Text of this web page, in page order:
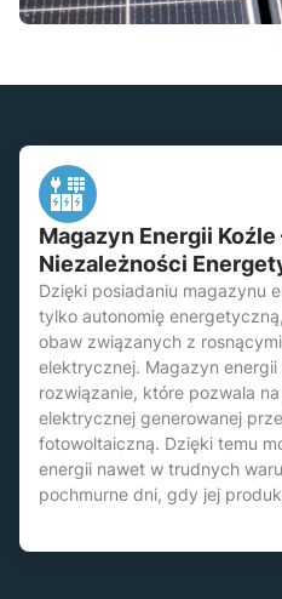
Magazyn Energii Koźle
Niezależności
Dzięki posiadaniu magazynu
tylko autonomię
obaw związanych z
elektrycznej. Magazyn energii
rozwiązanie, które pozwala
elektrycznej generowanej
fotowoltaiczną. Dzięki temu
energii nawet w trudnych
pochmurne dni, gdy jej